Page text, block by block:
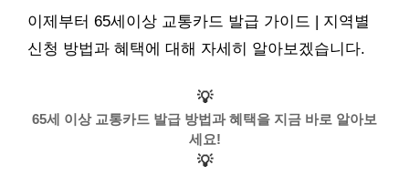
이제부터 65세이상 교통카드 발급 가이드 | 지역별
신청 방법과 혜택에 대해 자세히 알아보겠습니다.
💡
65세 이상 교통카드 발급 방법과 혜택을 지금 바로 알아보
세요!
💡